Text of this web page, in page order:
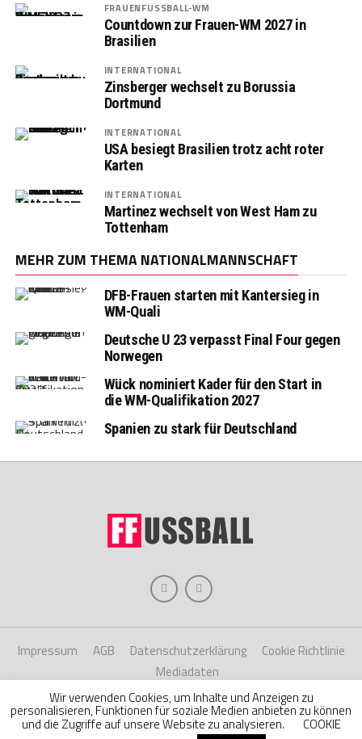
FRAUENFUSSBALL-WM
Countdown zur Frauen-WM 2027 in
Brasilien
INTERNATIONAL
Zinsberger wechselt zu Borussia
Dortmund
INTERNATIONAL
USA besiegt Brasilien trotz acht roter
Karten
INTERNATIONAL
Martinez wechselt von West Ham zu
Tottenham
MEHR ZUM THEMA NATIONALMANNSCHAFT
DFB-Frauen starten mit Kantersieg in
WM-Quali
Deutsche U 23 verpasst Final Four gegen
Norwegen
Wück nominiert Kader für den Start in
die WM-Qualifikation 2027
Spanien zu stark für Deutschland
Impressum AGB Datenschutzerklärung
Cookie Richtlinie
Mediadaten
Copyright © 2026 Hache Verlag
Wir verwenden Cookies, um Inhalte und Anzeigen zu
personalisieren, Funktionen für soziale Medien anbieten zu können
und die Zugriffe auf unsere Website zu analysieren.
COOKIE